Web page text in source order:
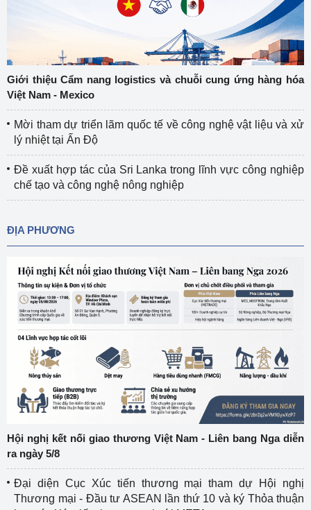
Giới thiệu Cẩm nang logistics và chuỗi cung ứng hàng hóa
Việt Nam - Mexico
Mời tham dự triển lãm quốc tế về công nghệ vật liệu và xử
lý nhiệt tại Ấn Độ
Đề xuất hợp tác của Sri Lanka trong lĩnh vực công nghiệp
chế tạo và công nghệ nông nghiệp
ĐỊA PHƯƠNG
Hội nghị kết nối giao thương Việt Nam - Liên bang Nga diễn
ra ngày 5/8
Đại diện Cục Xúc tiến thương mại tham dự Hội nghị
Thương mại - Đầu tư ASEAN lần thứ 10 và ký Thỏa thuận